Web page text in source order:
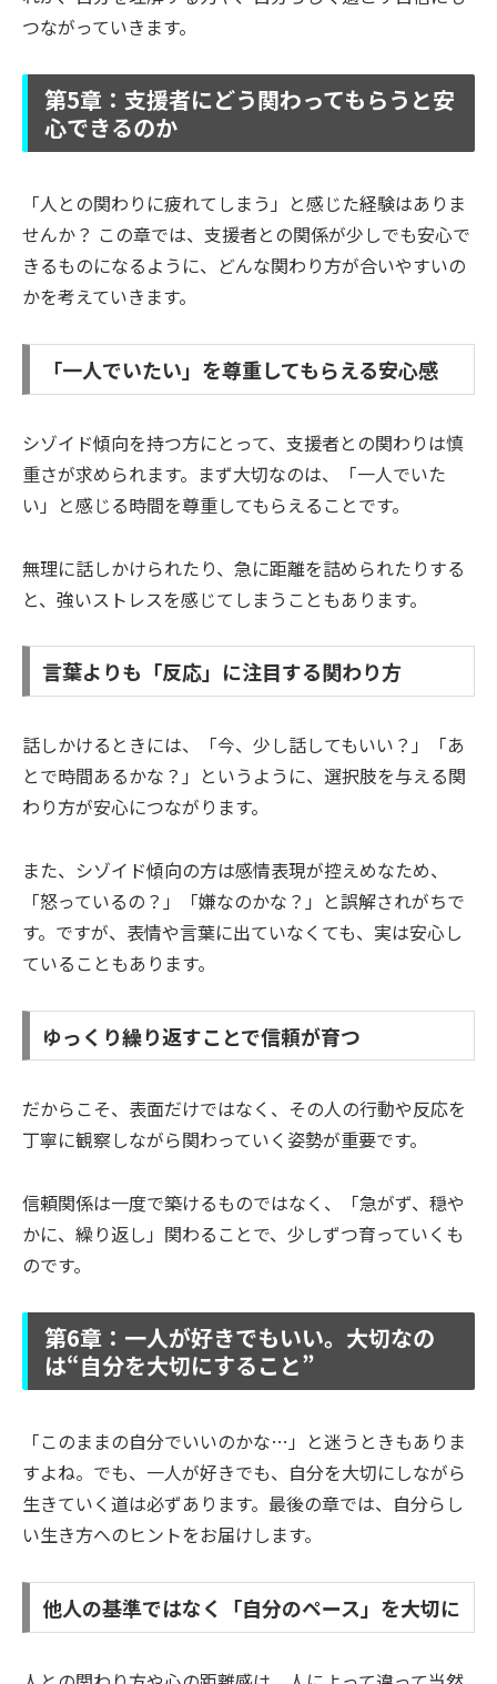
つながっていきます。
第5章：支援者にどう関わってもらうと安
心できるのか
「人との関わりに疲れてしまう」と感じた経験はありま
せんか？ この章では、支援者との関係が少しでも安心で
きるものになるように、どんな関わり方が合いやすいの
かを考えていきます。
「一人でいたい」を尊重してもらえる安心感
シゾイド傾向を持つ方にとって、支援者との関わりは慎
重さが求められます。まず大切なのは、「一人でいた
い」と感じる時間を尊重してもらえることです。
無理に話しかけられたり、急に距離を詰められたりする
と、強いストレスを感じてしまうこともあります。
言葉よりも「反応」に注目する関わり方
話しかけるときには、「今、少し話してもいい？」「あ
とで時間あるかな？」というように、選択肢を与える関
わり方が安心につながります。
また、シゾイド傾向の方は感情表現が控えめなため、
「怒っているの？」「嫌なのかな？」と誤解されがちで
す。ですが、表情や言葉に出ていなくても、実は安心し
ていることもあります。
ゆっくり繰り返すことで信頼が育つ
だからこそ、表面だけではなく、その人の行動や反応を
丁寧に観察しながら関わっていく姿勢が重要です。
信頼関係は一度で築けるものではなく、「急がず、穏や
かに、繰り返し」関わることで、少しずつ育っていくも
のです。
第6章：一人が好きでもいい。大切なの
は“自分を大切にすること”
「このままの自分でいいのかな…」と迷うときもありま
すよね。でも、一人が好きでも、自分を大切にしながら
生きていく道は必ずあります。最後の章では、自分らし
い生き方へのヒントをお届けします。
他人の基準ではなく「自分のペース」を大切に